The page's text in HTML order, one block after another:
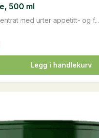
med urter appetitt- og f...
500 ml
Legg i handlekurv